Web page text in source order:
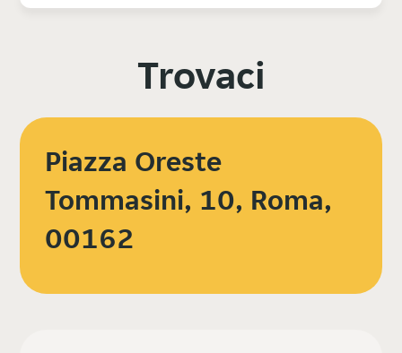
Trovaci
Piazza Oreste
Tommasini, 10, Roma,
00162